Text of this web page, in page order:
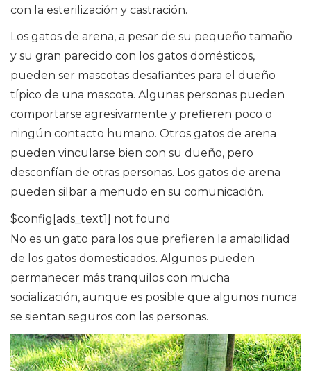
con la esterilización y castración.
Los gatos de arena, a pesar de su pequeño tamaño
y su gran parecido con los gatos domésticos,
pueden ser mascotas desafiantes para el dueño
típico de una mascota. Algunas personas pueden
comportarse agresivamente y prefieren poco o
ningún contacto humano. Otros gatos de arena
pueden vincularse bien con su dueño, pero
desconfían de otras personas. Los gatos de arena
pueden silbar a menudo en su comunicación.
$config[ads_text1] not found
No es un gato para los que prefieren la amabilidad
de los gatos domesticados. Algunos pueden
permanecer más tranquilos con mucha
socialización, aunque es posible que algunos nunca
se sientan seguros con las personas.